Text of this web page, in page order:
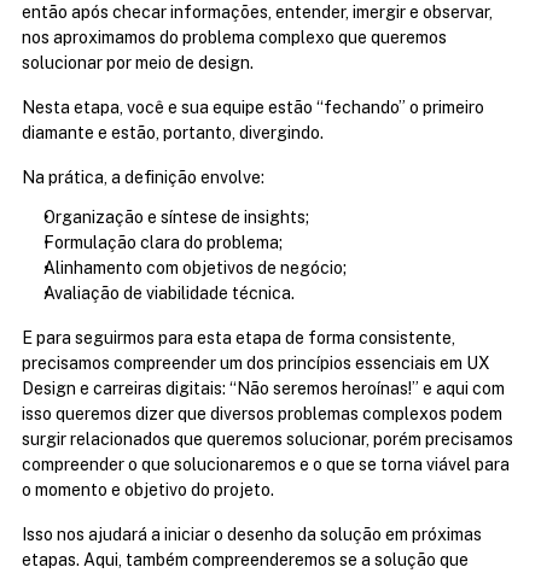
então após checar informações, entender, imergir e observar,
nos aproximamos do problema complexo que queremos
solucionar por meio de design.
Nesta etapa, você e sua equipe estão “fechando” o primeiro
diamante e estão, portanto, divergindo.
Na prática, a definição envolve:
Organização e síntese de insights;
Formulação clara do problema;
Alinhamento com objetivos de negócio;
Avaliação de viabilidade técnica.
E para seguirmos para esta etapa de forma consistente,
precisamos compreender um dos princípios essenciais em UX
Design e carreiras digitais: “Não seremos heroínas!” e aqui com
isso queremos dizer que diversos problemas complexos podem
surgir relacionados que queremos solucionar, porém precisamos
compreender o que solucionaremos e o que se torna viável para
o momento e objetivo do projeto.
Isso nos ajudará a iniciar o desenho da solução em próximas
etapas. Aqui, também compreenderemos se a solução que